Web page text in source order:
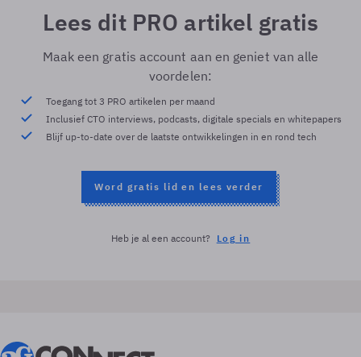
Lees dit PRO artikel gratis
Maak een gratis account aan en geniet van alle
voordelen:
Toegang tot 3 PRO artikelen per maand
Inclusief CTO interviews, podcasts, digitale specials en whitepapers
Blijf up-to-date over de laatste ontwikkelingen in en rond tech
Word gratis lid en lees verder
Heb je al een account? Log in